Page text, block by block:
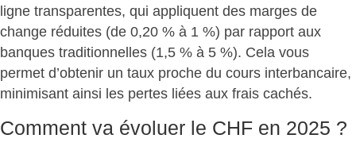
ligne transparentes, qui appliquent des marges de
change réduites (de 0,20 % à 1 %) par rapport aux
banques traditionnelles (1,5 % à 5 %). Cela vous
permet d’obtenir un taux proche du cours interbancaire,
minimisant ainsi les pertes liées aux frais cachés.
Comment va évoluer le CHF en 2025 ?